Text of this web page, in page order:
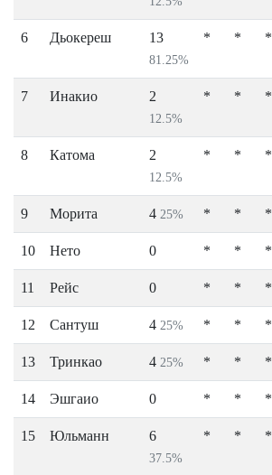
6 Дьокереш 13
81.25%
* * *
7 Инакио 2
12.5%
* * *
8 Катома 2
12.5%
* * *
9 Морита 4 25% * * *
10 Нето 0 * * *
11 Рейс 0 * * *
12 Сантуш 4 25% * * *
13 Тринкао 4 25% * * *
14 Эшгаио 0 * * *
15 Юльманн 6
37.5%
* * *